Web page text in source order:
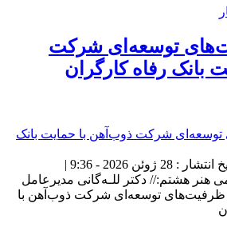
توسعه‌ای شرکت
بانک رفاه کارگران
هنر هشتم:// دکتر للـه‌گانی مدیرعامل
ظرفیت‌های توسعه‌ای شرکت ذوب‌آهن با